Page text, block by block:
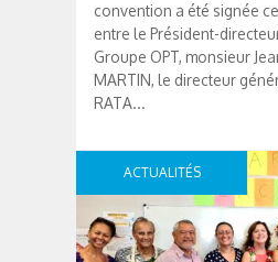
convention a été signée
entre le Président-
Groupe OPT, monsieur
MARTIN, le directeur
RATA...
ACTUALITÉS